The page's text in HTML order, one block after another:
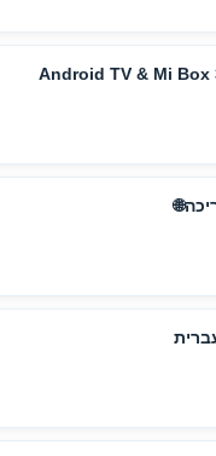
Android TV & Mi Box